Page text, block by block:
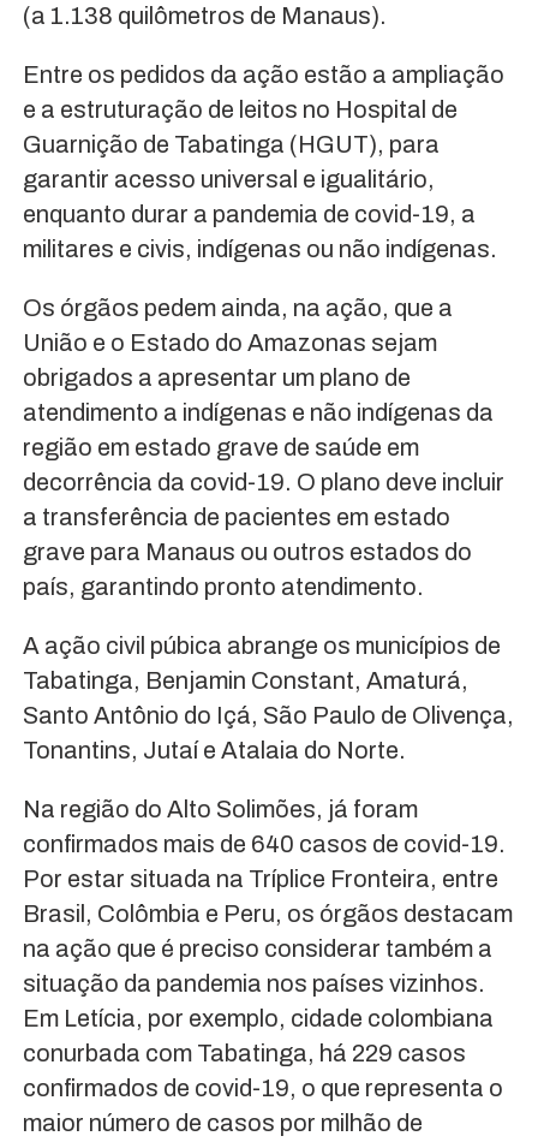
(a 1.138 quilômetros de Manaus).
Entre os pedidos da ação estão a ampliação
e a estruturação de leitos no Hospital de
Guarnição de Tabatinga (HGUT), para
garantir acesso universal e igualitário,
enquanto durar a pandemia de covid-19, a
militares e civis, indígenas ou não indígenas.
Os órgãos pedem ainda, na ação, que a
União e o Estado do Amazonas sejam
obrigados a apresentar um plano de
atendimento a indígenas e não indígenas da
região em estado grave de saúde em
decorrência da covid-19. O plano deve incluir
a transferência de pacientes em estado
grave para Manaus ou outros estados do
país, garantindo pronto atendimento.
A ação civil púbica abrange os municípios de
Tabatinga, Benjamin Constant, Amaturá,
Santo Antônio do Içá, São Paulo de Olivença,
Tonantins, Jutaí e Atalaia do Norte.
Na região do Alto Solimões, já foram
confirmados mais de 640 casos de covid-19.
Por estar situada na Tríplice Fronteira, entre
Brasil, Colômbia e Peru, os órgãos destacam
na ação que é preciso considerar também a
situação da pandemia nos países vizinhos.
Em Letícia, por exemplo, cidade colombiana
conurbada com Tabatinga, há 229 casos
confirmados de covid-19, o que representa o
maior número de casos por milhão de